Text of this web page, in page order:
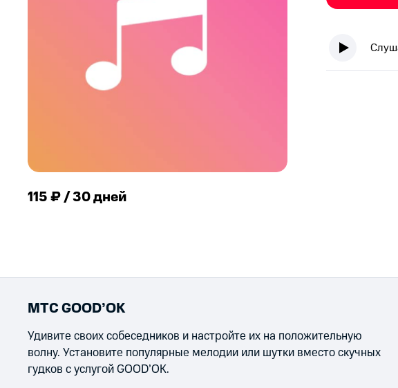
115 ₽ / 30 дней
МТС GOOD’OK
Удивите своих собеседников и настройте их на положительную
волну. Установите популярные мелодии или шутки вместо скучных
гудков с услугой GOOD’OK.